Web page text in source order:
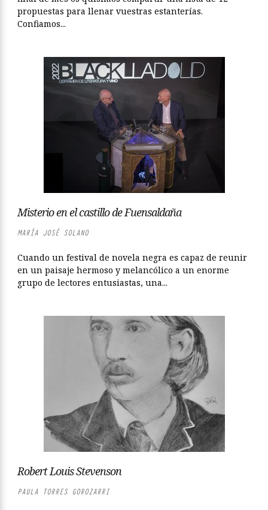
propuestas para llenar vuestras estanterías.
Confiamos...
Misterio en el castillo de Fuensaldaña
MARÍA JOSÉ SOLANO
Cuando un festival de novela negra es capaz de reunir
en un paisaje hermoso y melancólico a un enorme
grupo de lectores entusiastas, una...
Robert Louis Stevenson
PAULA TORRES GOROZARRI